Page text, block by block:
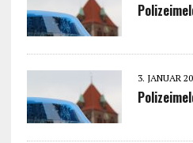
3. JANUAR